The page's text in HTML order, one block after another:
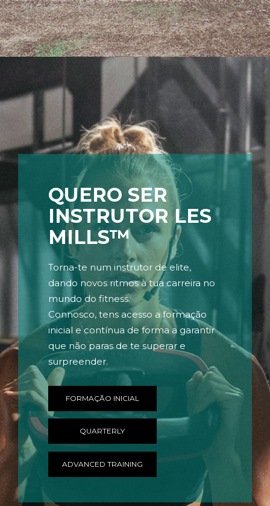
QUERO SER
INSTRUTOR LES
MILLS™
Torna-te num instrutor de elite,
dando novos ritmos à tua carreira no
mundo do fitness.
Connosco, tens acesso a formação
inicial e contínua de forma a garantir
que não paras de te superar e
surpreender.
FORMAÇÃO INICIAL
QUARTERLY
ADVANCED TRAINING